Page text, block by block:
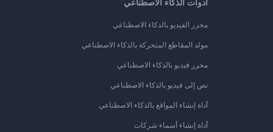
أدوات الذكاء الاصطناعي
محرر الفيديو بالذكاء الاصطناعي
مولد المقاطع المتحركة بالذكاء الاصطناعي
محرر فيديو بالذكاء الاصطناعي
نص إلى فيديو بالذكاء الاصطناعي
أداة إنشاء المواقع بالذكاء الاصطناعي
أداة إنشاء أسماء شركات